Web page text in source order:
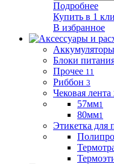
Подробнее
Купить в 1
В избранное
Блоки
Прочее 11
Риббон 3
Чековая лента
57мм1
80мм1
Этикетка для